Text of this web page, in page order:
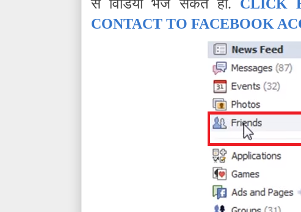
से विडियो भेज सकते हो. CLICK
CONTACT TO FACEBOOK